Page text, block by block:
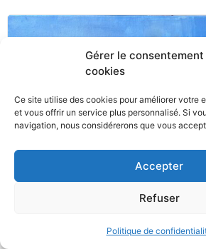
Gérer le consentement
cookies
Ce site utilise des cookies pour améliorer votre
et vous offrir un service plus personnalisé. Si
navigation, nous considérerons que vous
Accepter
Refuser
Politique de450,00€